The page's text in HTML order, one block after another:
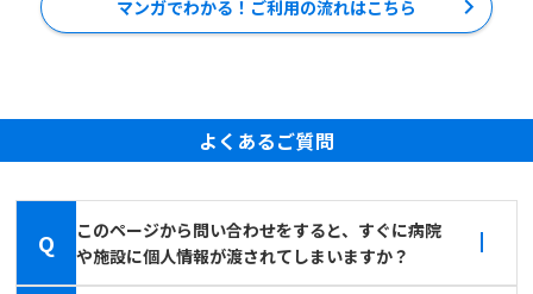
マンガでわかる！ご利用の流れはこちら
よくあるご質問
Q
このページから問い合わせをすると、すぐに病院
や施設に個人情報が渡されてしまいますか？